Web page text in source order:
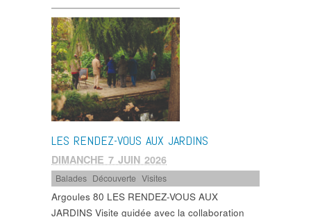
LES RENDEZ-VOUS AUX JARDINS
DIMANCHE 7 JUIN 2026
Balades Découverte ,Visites
Argoules 80 LES RENDEZ-VOUS AUX
JARDINS Visite guidée avec la collaboration